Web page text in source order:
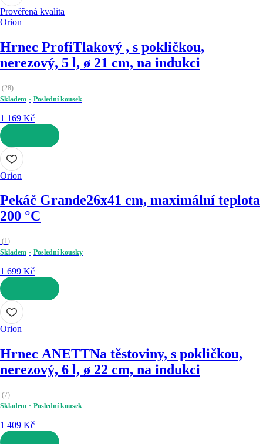
Prověřená kvalita
Orion
Hrnec ProfiTlakový , s pokličkou,
nerezový, 5 l, ø 21 cm, na indukci
(28)
Skladem
Poslední kousek
1 169 Kč
DO KOŠÍKU
Orion
Pekáč Grande26x41 cm, maximální teplota
200 °C
(1)
Skladem
Poslední kousky
1 699 Kč
DO KOŠÍKU
Orion
Hrnec ANETTNa těstoviny, s pokličkou,
nerezový, 6 l, ø 22 cm, na indukci
(7)
Skladem
Poslední kousek
1 409 Kč